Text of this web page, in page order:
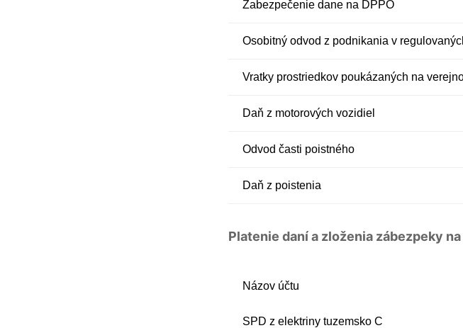
Zabezpečenie dane na DPPO
Osobitný odvod z podnikania v
Vratky prostriedkov poukázaných na
Daň z motorových vozidiel
Odvod časti poistného
Daň z poistenia
Platenie daní a zloženia zábezpeky
Názov účtu
SPD z elektriny tuzemsko C